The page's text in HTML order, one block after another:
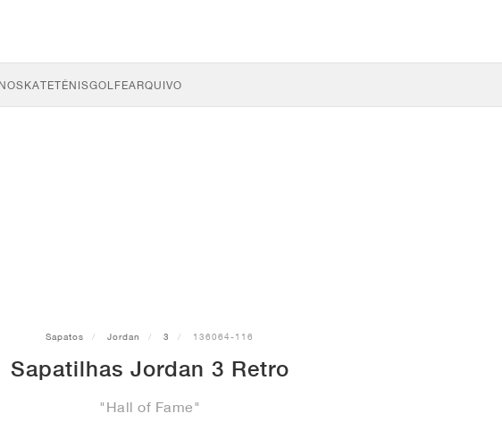
SKATETÉNISGOLFEARQUIVO
Sapatos Jordan 3 136064-116
Sapatilhas Jordan 3 Retro
"Hall of Fame"